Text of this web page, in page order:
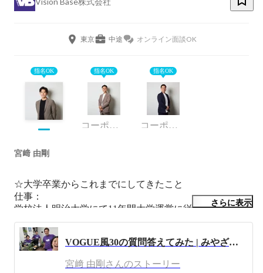
東京 中途 オンライン面談OK
指名OK 指名OK
コーポレート・スタッフ
指名OK
コーポレート・スタッフ
宮﨑 由剛
☆大学卒業からこれまでにしてきたこと
仕事：
学校法人明治大学にて11年間大学運営に従事👨‍🎓
・アドミッションアドバイザーとして全国の高校生や保
護者からの進学相談対応
・キャリアカウンセラーとして年間300件以上の就活相
・大手企業との就活イベント実施
さらに表示
VOGUE風30の質問答えてみた | みやざき編
宮﨑 由剛さんのストーリー